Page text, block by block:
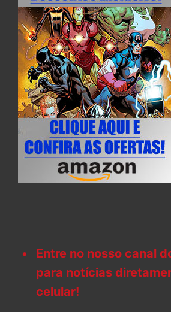
Entre no nosso canal
para notícias
celular!